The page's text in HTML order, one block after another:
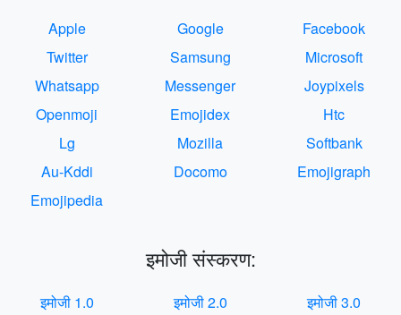
Apple Google
Facebook
Twitter
Samsung
Microsoft
Whatsapp
Messenger
Joypixels
Openmoji
Emojidex
Htc
Lg
Mozilla
Softbank
Au-Kddi
Docomo
Emojigraph
Emojipedia
इमोजी संस्करण:
इमोजी 1.0 इमोजी 2.0 इमोजी 3.0